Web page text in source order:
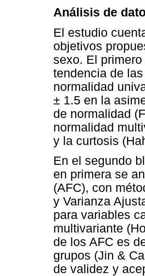
Análisis de
El estudio
objetivos
sexo. El
tendencia de
normalidad
± 1.5 en la
de normalidad
normalidad
y la curtosis
En el segundo
en primera se
(AFC), con
y Varianza
para variables
multivariante
de los AFC es
grupos (Jin &
de validez y